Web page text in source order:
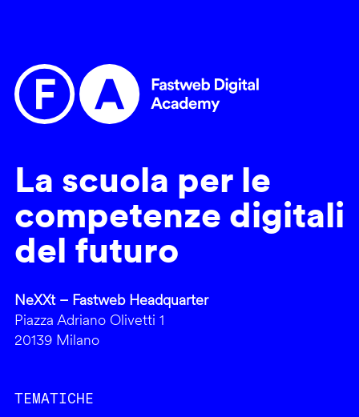
La scuola per le
competenze digitali
del futuro
NeXXt – Fastweb Headquarter
Piazza Adriano Olivetti 1
20139 Milano
TEMATICHE